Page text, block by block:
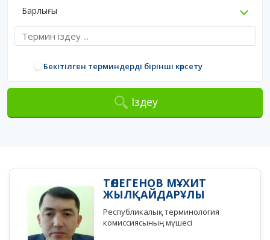
Барлығы
Бекітілген терминдерді бірінші көрсету
Іздеу
ТӨЛЕГЕНОВ МҰХИТ
ЖЫЛҚАЙДАРҰЛЫ
Республикалық терминология
комиссиясының мүшесі